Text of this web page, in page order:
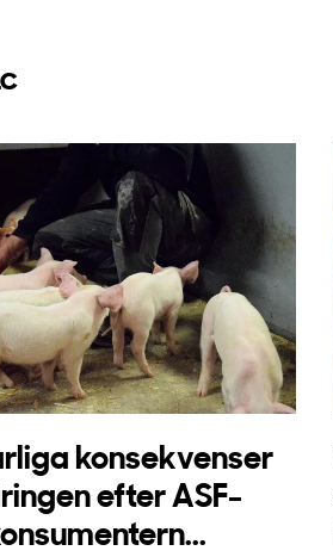
konsekvenser
efter ASF-